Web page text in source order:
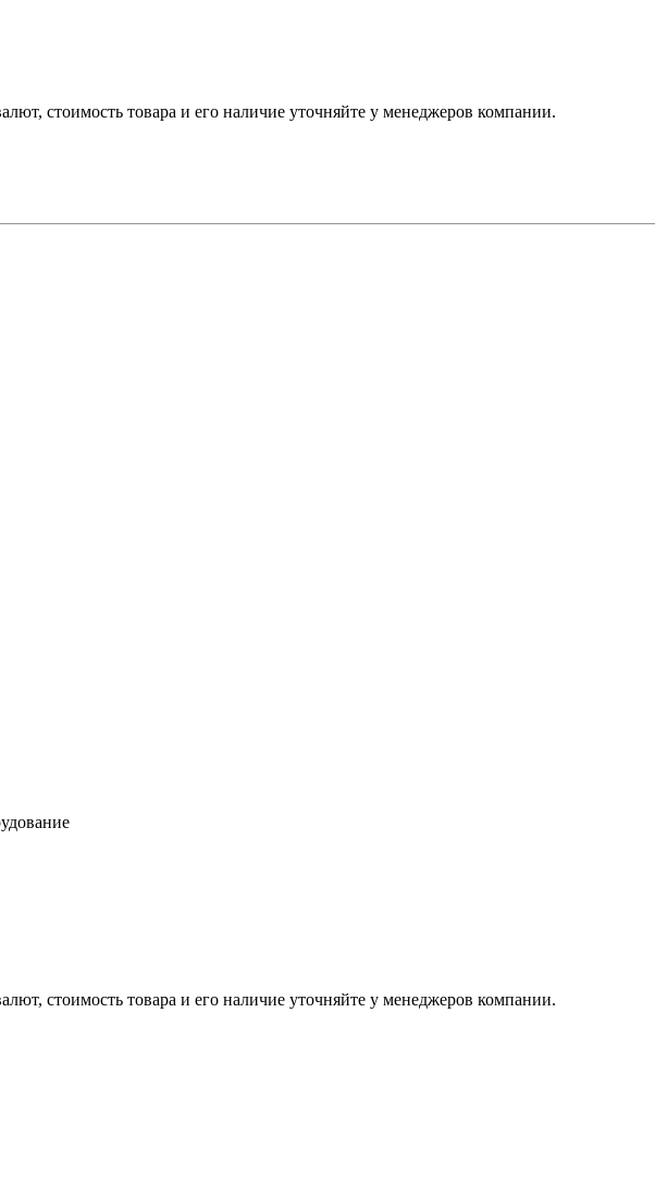
стоимость товара и его наличие уточняйте у менеджеров компании.
стоимость товара и его наличие уточняйте у менеджеров компании.